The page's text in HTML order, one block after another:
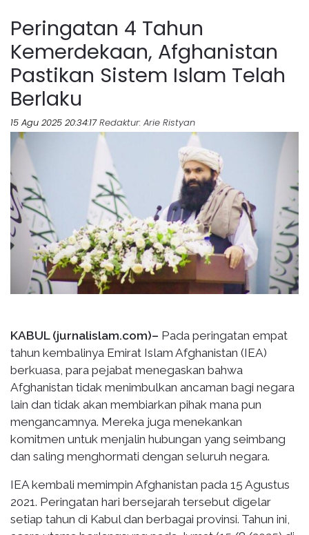
Peringatan 4 Tahun
Kemerdekaan, Afghanistan
Pastikan Sistem Islam Telah
Berlaku
15 Agu 2025 20:34:17 Redaktur: Arie Ristyan
KABUL (jurnalislam.com)– Pada peringatan empat
tahun kembalinya Emirat Islam Afghanistan (IEA)
berkuasa, para pejabat menegaskan bahwa
Afghanistan tidak menimbulkan ancaman bagi negara
lain dan tidak akan membiarkan pihak mana pun
mengancamnya. Mereka juga menekankan
komitmen untuk menjalin hubungan yang seimbang
dan saling menghormati dengan seluruh negara.
IEA kembali memimpin Afghanistan pada 15 Agustus
2021. Peringatan hari bersejarah tersebut digelar
setiap tahun di Kabul dan berbagai provinsi. Tahun ini,